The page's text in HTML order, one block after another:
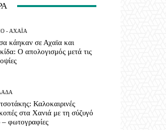
- ΑΧΑΪ́Α
κάηκαν σε Αχαϊα και
Ο απολογισμός μετά τις
Καλοκαιρινές
στα Χανιά με τη σύζυγό
– φωτογραφίες